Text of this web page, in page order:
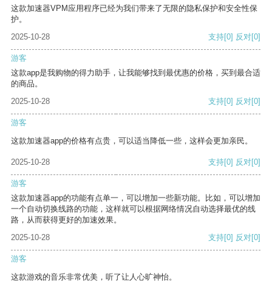
这款加速器VPM应用程序已经为我们带来了无限的隐私保护和安全性保
护。
2025-10-28
支持[0] 反对[0]
游客
这款app是我购物的得力助手，让我能够找到最优惠的价格，买到最合适
的商品。
2025-10-28
支持[0] 反对[0]
游客
这款加速器app的价格有点贵，可以适当降低一些，这样会更加亲民。
2025-10-28 支持[0] 反对[0]
游客
这款加速器app的功能有点单一，可以增加一些新功能。比如，可以增加
一个自动切换线路的功能，这样就可以根据网络情况自动选择最优的线
路，从而获得更好的加速效果。
2025-10-28
支持[0] 反对[0]
游客
这款游戏的音乐非常优美，听了让人心旷神怡。